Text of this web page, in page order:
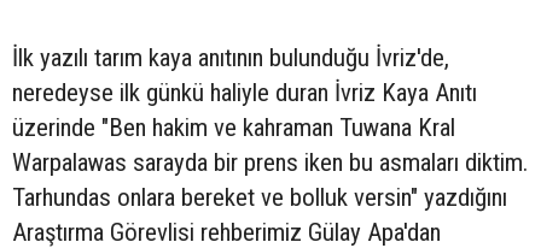
İlk yazılı tarım kaya anıtının bulunduğu İvriz'de,
neredeyse ilk günkü haliyle duran İvriz Kaya Anıtı
üzerinde "Ben hakim ve kahraman Tuwana Kral
Warpalawas sarayda bir prens iken bu asmaları diktim.
Tarhundas onlara bereket ve bolluk versin" yazdığını
Araştırma Görevlisi rehberimiz Gülay Apa'dan